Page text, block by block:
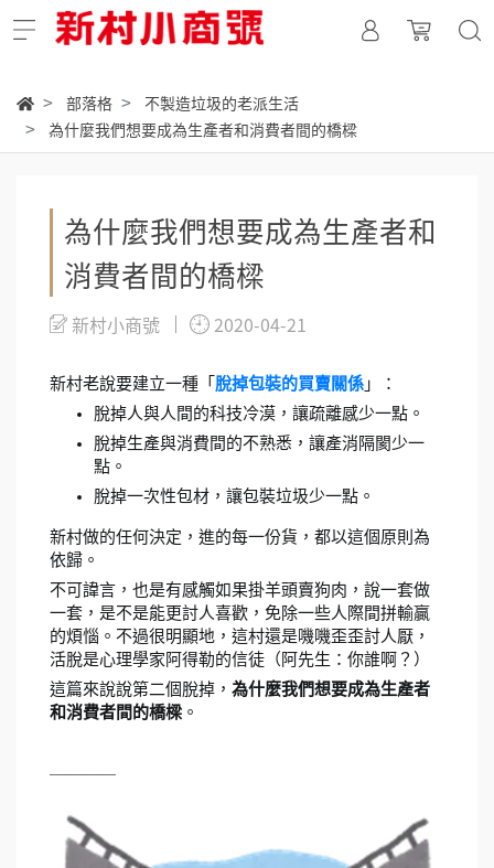
部落格
不製造垃圾的老派生活
為什麼我們想要成為生產者和消費者間的橋樑
為什麼我們想要成為生產者和
消費者間的橋樑
新村小商號 2020-04-21
新村老說要建立一種「 脫掉包裝的買賣關係 」：
脫掉人與人間的科技冷漠，讓疏離感少一點。
脫掉生產與消費間的不熟悉，讓產消隔閡少一
點。
脫掉一次性包材，讓包裝垃圾少一點。
新村做的任何決定，進的每一份貨，都以這個原則為
依歸。
不可諱言，也是有感觸如果掛羊頭賣狗肉，說一套做
一套，是不是能更討人喜歡，免除一些人際間拼輸贏
的煩惱。不過很明顯地，這村還是嘰嘰歪歪討人厭，
活脫是心理學家阿得勒的信徒（阿先生：你誰啊？）
這篇來說說第二個脫掉， 為什麼我們想要成為生產者
和消費者間的橋樑 。